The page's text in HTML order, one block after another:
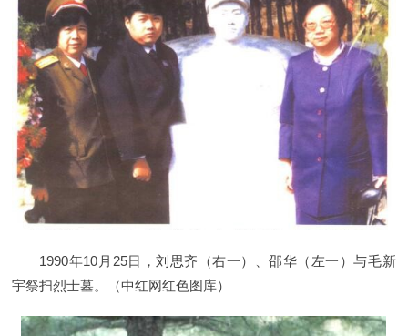
1990年10月25日，刘思齐（右一）、邵华（左一）与毛新
宇祭扫烈士墓。（中红网红色图库）